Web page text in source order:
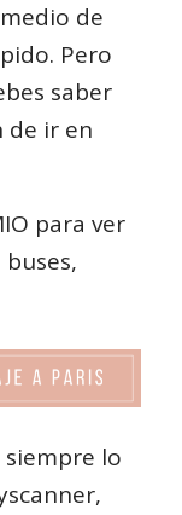
de
Pero
saber
de ir en
para ver
siempre lo
,